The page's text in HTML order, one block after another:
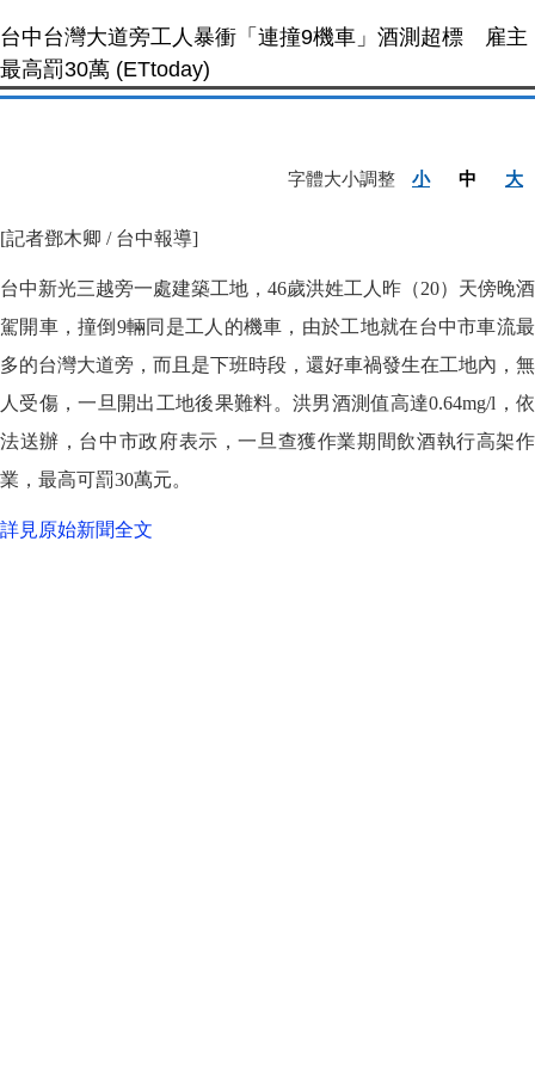
台中台灣大道旁工人暴衝「連撞9機車」酒測超標 雇主
最高罰30萬 (ETtoday)
字體大小調整 小 中 大
[記者鄧木卿 / 台中報導]
台中新光三越旁一處建築工地，46歲洪姓工人昨（20）天傍晚酒
駕開車，撞倒9輛同是工人的機車，由於工地就在台中市車流最
多的台灣大道旁，而且是下班時段，還好車禍發生在工地內，無
人受傷，一旦開出工地後果難料。洪男酒測值高達0.64mg/l，依
法送辦，台中市政府表示，一旦查獲作業期間飲酒執行高架作
業，最高可罰30萬元。
詳見原始新聞全文